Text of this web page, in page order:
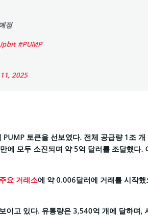
정
#PUMP
2025
PUMP 토큰을 선보였다. 전체 공급량 1조
에 모두 소진되며 약 5억 달러를 조달했다.
주요 거래소에 약 0.006달러에 거래를 시작
고 있다. 유통량은 3,540억 개에 달하며,